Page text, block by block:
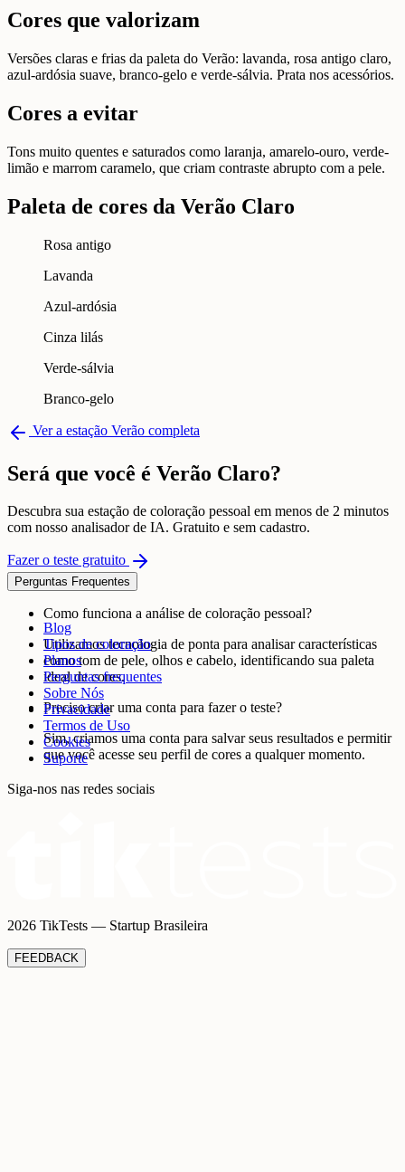
Cores que valorizam
Versões claras e frias da paleta do Verão: lavanda, rosa antigo claro,
azul-ardósia suave, branco-gelo e verde-sálvia. Prata nos acessórios.
Cores a evitar
Tons muito quentes e saturados como laranja, amarelo-ouro, verde-
limão e marrom caramelo, que criam contraste abrupto com a pele.
Paleta de cores da Verão Claro
Rosa antigo
Lavanda
Azul-ardósia
Cinza lilás
Verde-sálvia
Branco-gelo
Ver a estação Verão completa
Será que você é Verão Claro?
Descubra sua estação de coloração pessoal em menos de 2 minutos
com nosso analisador de IA. Gratuito e sem cadastro.
Fazer o teste gratuito
Perguntas Frequentes
Como funciona a análise de coloração pessoal?
Utilizamos tecnologia de ponta para analisar características
como tom de pele, olhos e cabelo, identificando sua paleta
ideal de cores.
Preciso criar uma conta para fazer o teste?
Sim, criamos uma conta para salvar seus resultados e permitir
que você acesse seu perfil de cores a qualquer momento.
Blog
Tipos de coloração
Planos
Perguntas frequentes
Sobre Nós
Privacidade
Termos de Uso
Cookies
Suporte
Siga-nos nas redes sociais
2026 TikTests — Startup Brasileira
FEEDBACK